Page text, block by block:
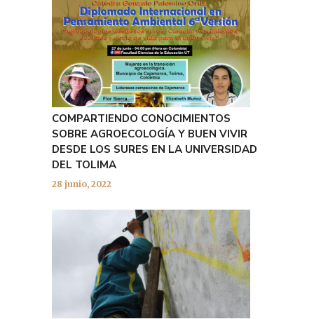
COMPARTIENDO CONOCIMIENTOS
SOBRE AGROECOLOGÍA Y BUEN VIVIR
DESDE LOS SURES EN LA UNIVERSIDAD
DEL TOLIMA
28 junio, 2022